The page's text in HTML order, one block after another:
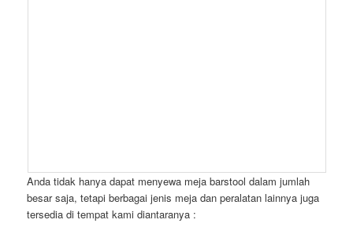
Anda tidak hanya dapat menyewa meja barstool dalam jumlah
besar saja, tetapi berbagai jenis meja dan peralatan lainnya juga
tersedia di tempat kami diantaranya :